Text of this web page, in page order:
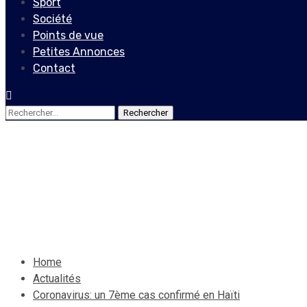
Société
Points de vue
Petites Annonces
Contact
Rechercher :
Home
Actualités
Coronavirus: un 7ème cas confirmé en Haïti